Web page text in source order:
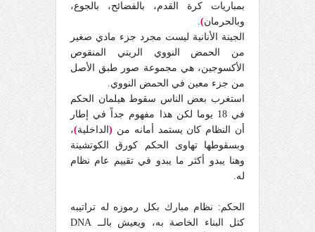
بمباريات كرة القدم، بالفضائح، بالجوع،
وبالحرمان)
.
الجينة الأنانية ليست مجرد جزء مادي صغير
من الحمض النووي الريني المنقوص
الأكسوجين، هي مجموعة صور طبق الأصل
من جزء معين في الحمض النووي.
استغرب بعض الناس سقوط هيلمان الحكم
في 18 يوما لكن هذا مفهوم جداً في إطار
أن النظام كان يستمد أمانه من ( الداخلية)،
وبسقوطها تهاوى الحكم كورق الكوتشينة
وهنا يبدو أكثر ما يبدو في تقييم عام نظام
له.
الحكم: نظام مبارك بكل رموزه له تراتيبه
كتل البناء الخاصة به، ويعيش بالــ DNA